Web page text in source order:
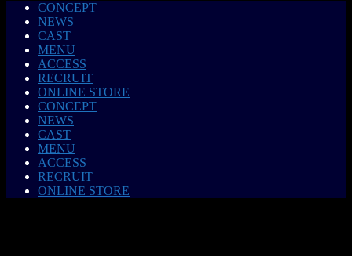
CONCEPT
NEWS
CAST
MENU
ACCESS
RECRUIT
ONLINE STORE
CONCEPT
NEWS
CAST
MENU
ACCESS
RECRUIT
ONLINE STORE